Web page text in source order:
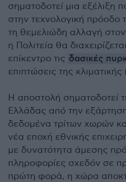
σηματοδοτεί μια εξέλιξη
στην τεχνολογική πρόοδο
τη θεμελιώδη αλλαγή
η Πολιτεία θα
επίκεντρο τις δασικές
επιπτώσεις της κλιματικής
Η αποστολή σηματοδοτεί
Ελλάδας από την
δεδομένα τρίτων χωρών
νέα εποχή εθνικής
με δυνατότητα άμεσης
πληροφορίες σχεδόν σε
πρώτη φορά, η χώρα